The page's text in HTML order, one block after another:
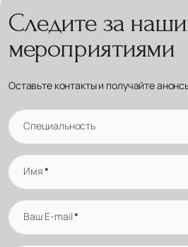
Следите за
мероприятиями
Оставьте контакты и получайте
Специальность
Имя*
Ваш E-mail*